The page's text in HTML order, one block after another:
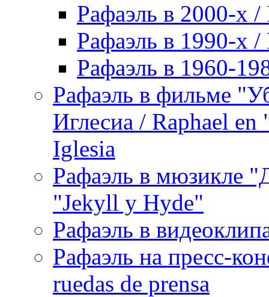
Рафаэль в 2000-х /
Рафаэль в 1990-х /
Рафаэль в 1960-
Рафаэль в фильме
Иглесиа / Raphael
Iglesia
Рафаэль в мюзикле
"Jekyll y Hyde"
Рафаэль в
Рафаэль на пресс-
ruedas de prensa